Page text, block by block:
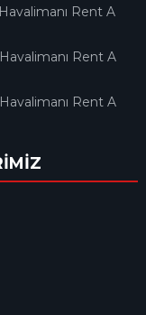
Rent A
Rent A
Rent A